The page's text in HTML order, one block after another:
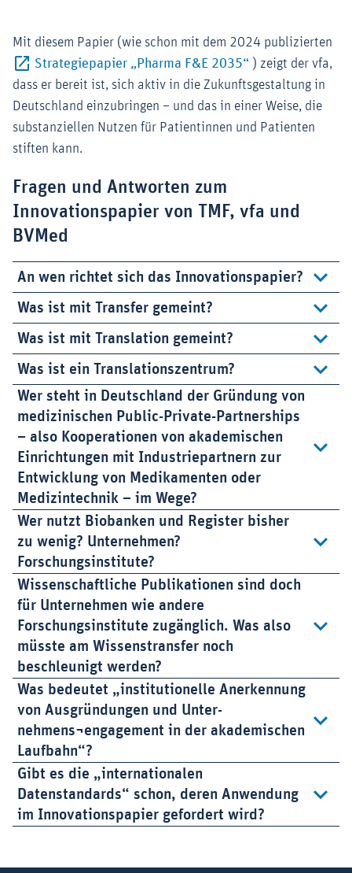
Mit diesem Papier (wie schon mit dem 2024 publizierten
Strategiepapier „Pharma F&E 2035“ Externer-Link
) zeigt der vfa,
dass er bereit ist, sich aktiv in die Zukunftsgestaltung in
Deutschland einzubringen – und das in einer Weise, die
substanziellen Nutzen für Patientinnen und Patienten
stiften kann.
Fragen und Antworten zum
Innovationspapier von TMF, vfa und
BVMed
An wen richtet sich das Innovationspapier?
Was ist mit Transfer gemeint?
Was ist mit Translation gemeint?
Was ist ein Translationszentrum?
Wer steht in Deutschland der Gründung von
medizinischen Public-Private-Partnerships
– also Kooperationen von akademischen
Einrichtungen mit Industriepartnern zur
Entwicklung von Medikamenten oder
Medizintechnik – im Wege?
Wer nutzt Biobanken und Register bisher
zu wenig? Unternehmen?
Forschungsinstitute?
Wissenschaftliche Publikationen sind doch
für Unternehmen wie andere
Forschungsinstitute zugänglich. Was also
müsste am Wissenstransfer noch
beschleunigt werden?
Was bedeutet „institutionelle Anerkennung
von Ausgründungen und Unter-
nehmens¬engagement in der akademischen
Laufbahn“?
Gibt es die „internationalen
Datenstandards“ schon, deren Anwendung
im Innovationspapier gefordert wird?